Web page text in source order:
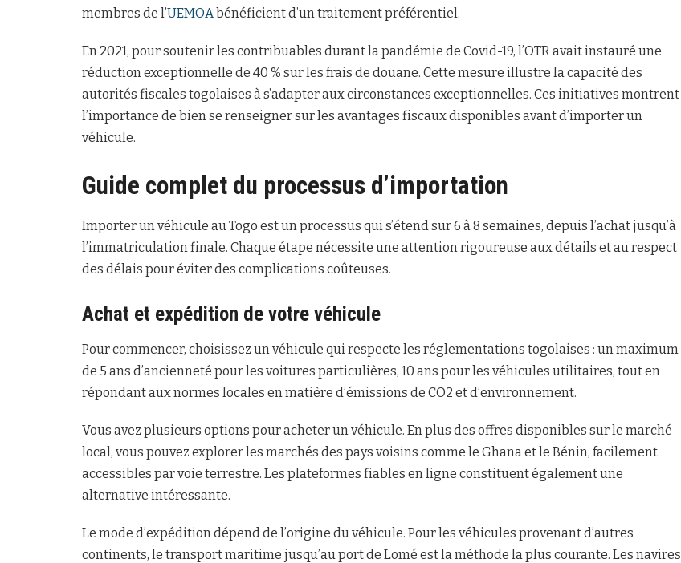
membres de l’UEMOA bénéficient d’un traitement préférentiel.
En 2021, pour soutenir les contribuables durant la pandémie de Covid-19, l’OTR avait instauré une
réduction exceptionnelle de 40 % sur les frais de douane. Cette mesure illustre la capacité des
autorités fiscales togolaises à s’adapter aux circonstances exceptionnelles. Ces initiatives montrent
l’importance de bien se renseigner sur les avantages fiscaux disponibles avant d’importer un
véhicule.
Guide complet du processus d’importation
Importer un véhicule au Togo est un processus qui s’étend sur 6 à 8 semaines, depuis l’achat jusqu’à
l’immatriculation finale. Chaque étape nécessite une attention rigoureuse aux détails et au respect
des délais pour éviter des complications coûteuses.
Achat et expédition de votre véhicule
Pour commencer, choisissez un véhicule qui respecte les réglementations togolaises : un maximum
de 5 ans d’ancienneté pour les voitures particulières, 10 ans pour les véhicules utilitaires, tout en
répondant aux normes locales en matière d’émissions de CO2 et d’environnement.
Vous avez plusieurs options pour acheter un véhicule. En plus des offres disponibles sur le marché
local, vous pouvez explorer les marchés des pays voisins comme le Ghana et le Bénin, facilement
accessibles par voie terrestre. Les plateformes fiables en ligne constituent également une
alternative intéressante.
Le mode d’expédition dépend de l’origine du véhicule. Pour les véhicules provenant d’autres
continents, le transport maritime jusqu’au port de Lomé est la méthode la plus courante. Les navires